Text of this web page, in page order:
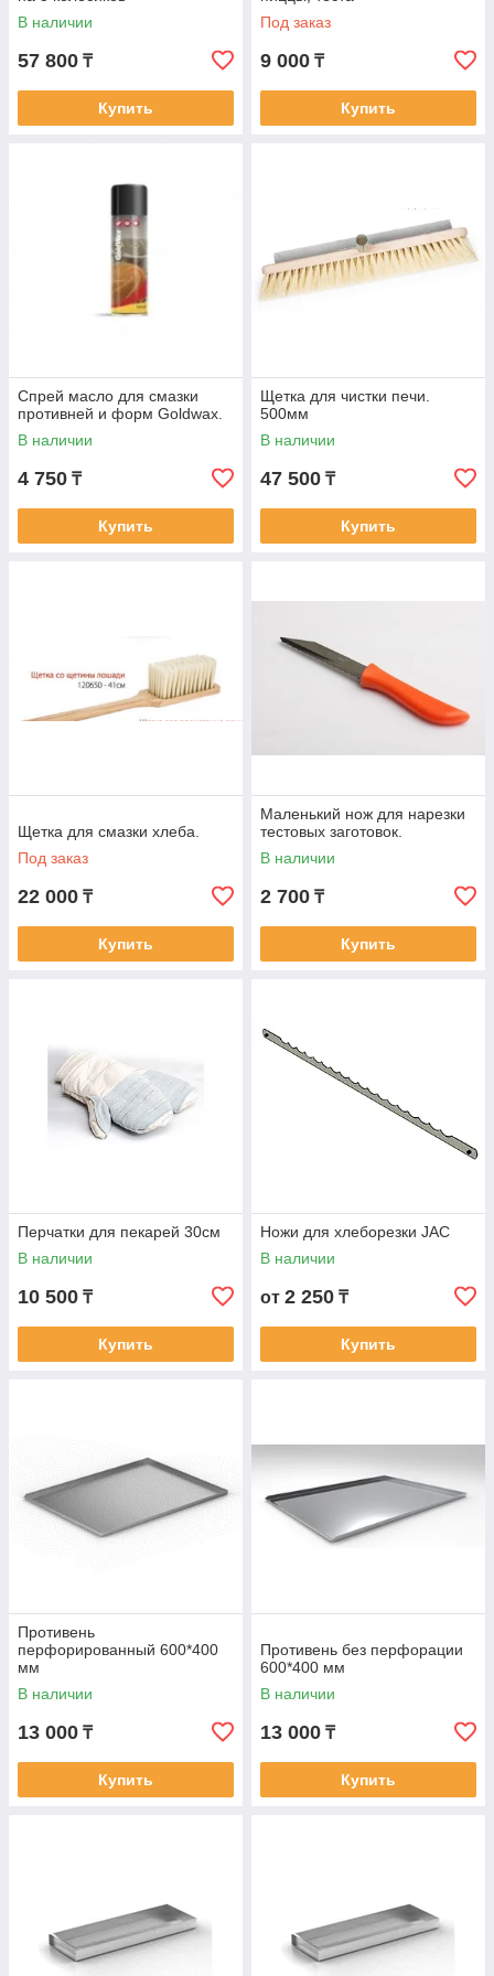
обновляем наш ассортимент, чтобы вы могли удобно
приобрести все необходимые инструменты для
выпечки и упаковку в одном месте.
В наличии
57 800 ₸
Купить
Под заказ
9 000 ₸
Купить
Спрей масло для смазки
противней и форм Goldwax.
В наличии
4 750 ₸
Купить
Щетка для чистки печи.
500мм
В наличии
47 500 ₸
Купить
Щетка для смазки хлеба.
Под заказ
22 000 ₸
Купить
Маленький нож для нарезки
тестовых заготовок.
В наличии
2 700 ₸
Купить
Перчатки для пекарей 30см
В наличии
10 500 ₸
Купить
Ножи для хлеборезки JAC
В наличии
от 2 250 ₸
Купить
Противень
перфорированный 600*400
мм
В наличии
13 000 ₸
Купить
Противень без перфорации
600*400 мм
В наличии
13 000 ₸
Купить